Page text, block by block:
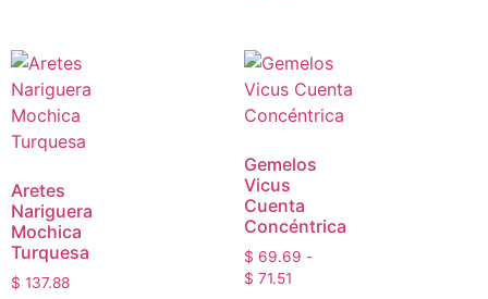
Aretes
Nariguera
Mochica
Turquesa
$ 137.88
Gemelos
Vicus
Cuenta
Concéntrica
$ 69.69 -
$ 71.51